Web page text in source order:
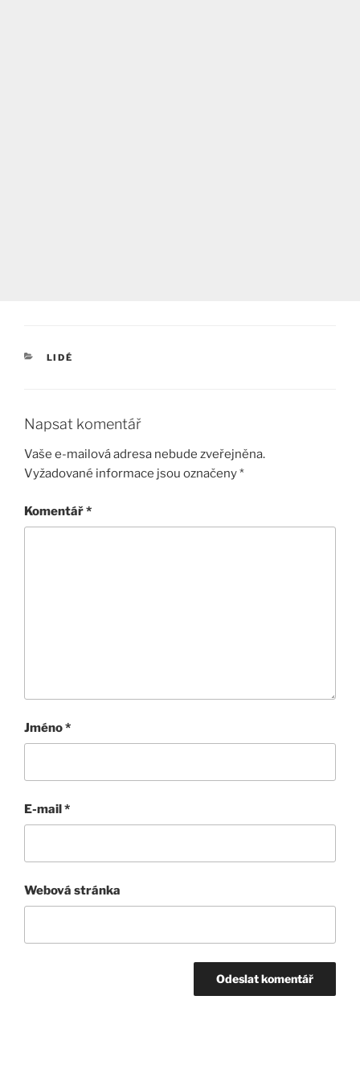
RUBRIKY
LIDÉ
Napsat komentář
Vaše e-mailová adresa nebude zveřejněna.
Vyžadované informace jsou označeny*
Komentář*
Jméno*
E-mail*
Webová stránka